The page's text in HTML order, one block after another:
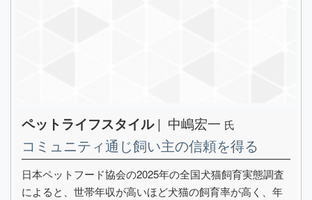
ペットライフスタイル| 中嶋宏一 氏
コミュニティ通じ飼い主の信頼を得る
日本ペットフード協会の2025年の全国犬猫飼育実態調査
によると、世帯年収が高いほど犬猫の飼育率が高く、年